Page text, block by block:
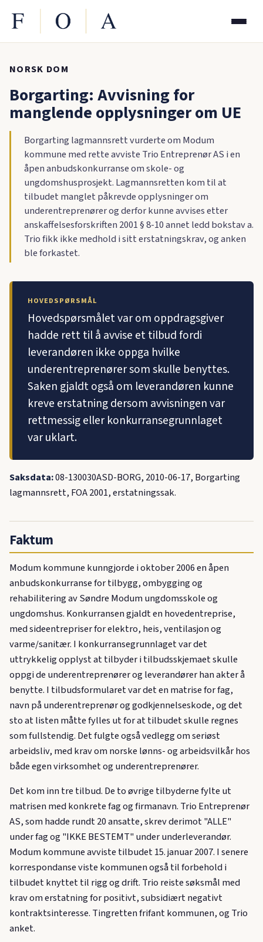
NORSK DOM
Borgarting: Avvisning for
manglende opplysninger om UE
Borgarting lagmannsrett vurderte om Modum
kommune med rette avviste Trio Entreprenør AS i en
åpen anbudskonkurranse om skole- og
ungdomshusprosjekt. Lagmannsretten kom til at
tilbudet manglet påkrevde opplysninger om
underentreprenører og derfor kunne avvises etter
anskaffelsesforskriften 2001 § 8-10 annet ledd bokstav a.
Trio fikk ikke medhold i sitt erstatningskrav, og anken
ble forkastet.
HOVEDSPØRSMÅL
Hovedspørsmålet var om oppdragsgiver
hadde rett til å avvise et tilbud fordi
leverandøren ikke oppga hvilke
underentreprenører som skulle benyttes.
Saken gjaldt også om leverandøren kunne
kreve erstatning dersom avvisningen var
rettmessig eller konkurransegrunnlaget
var uklart.
Saksdata:08-130030ASD-BORG, 2010-06-17, Borgarting
lagmannsrett, FOA 2001, erstatningssak.
Faktum
Modum kommune kunngjorde i oktober 2006 en åpen
anbudskonkurranse for tilbygg, ombygging og
rehabilitering av Søndre Modum ungdomsskole og
ungdomshus. Konkurransen gjaldt en hovedentreprise,
med sideentrepriser for elektro, heis, ventilasjon og
varme/sanitær. I konkurransegrunnlaget var det
uttrykkelig opplyst at tilbyder i tilbudsskjemaet skulle
oppgi de underentreprenører og leverandører han akter å
benytte. I tilbudsformularet var det en matrise for fag,
navn på underentreprenør og godkjennelseskode, og det
sto at listen måtte fylles ut for at tilbudet skulle regnes
som fullstendig. Det fulgte også vedlegg om seriøst
arbeidsliv, med krav om norske lønns- og arbeidsvilkår hos
både egen virksomhet og underentreprenører.
Det kom inn tre tilbud. De to øvrige tilbyderne fylte ut
matrisen med konkrete fag og firmanavn. Trio Entreprenør
AS, som hadde rundt 20 ansatte, skrev derimot "ALLE"
under fag og "IKKE BESTEMT" under underleverandør.
Modum kommune avviste tilbudet 15. januar 2007. I senere
korrespondanse viste kommunen også til forbehold i
tilbudet knyttet til rigg og drift. Trio reiste søksmål med
krav om erstatning for positivt, subsidiært negativt
kontraktsinteresse. Tingretten frifant kommunen, og Trio
anket.